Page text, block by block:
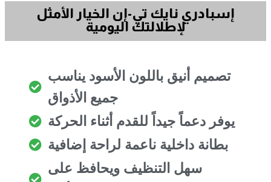
إسبادري نايك تي-إن الخيار الأمثل
لإطلالتك اليومية
تصميم أنيق باللون الأسود يناسب
جميع الأذواق
يوفر دعماً جيداً للقدم أثناء الحركة
بطانة داخلية ناعمة لراحة إضافية
سهل التنظيف ويحافظ على